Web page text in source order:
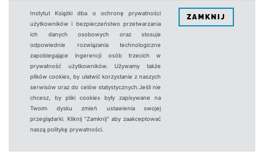
Instytut Książki dba o ochronę prywatności
użytkowników i bezpieczeństwo przetwarzania
ich danych osobowych oraz stosuje
odpowiednie rozwiązania technologiczne
zapobiegające ingerencji osób trzecich w
prywatność użytkowników. Używamy także
plików cookies, by ułatwić korzystanie z naszych
serwisów oraz do celów statystycznych.Jeśli nie
chcesz, by pliki cookies były zapisywane na
Twoim dysku zmień ustawienia swojej
przeglądarki. Kliknij "Zamknij" aby zaakceptować
naszą politykę prywatności.
ZAMKNIJ